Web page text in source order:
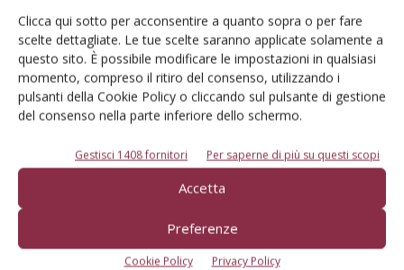
Clicca qui sotto per acconsentire a quanto sopra o per fare
scelte dettagliate. Le tue scelte saranno applicate solamente a
questo sito. È possibile modificare le impostazioni in qualsiasi
momento, compreso il ritiro del consenso, utilizzando i
pulsanti della Cookie Policy o cliccando sul pulsante di gestione
del consenso nella parte inferiore dello schermo.
Gestisci 1408 fornitori Per saperne di più su questi scopi
Accetta
Preferenze
Cookie Policy Privacy Policy
© Tecniche Nuove Spa. Tutti i diritti riservati. Sede legale Via Eritrea 21 -
20157 Milano | Codice fiscale, Partita IVA e Iscrizione al Registro delle
imprese di Milano: 00753480151
Registrazione Tribunale di Milano n. 71 del 05/03/2014 (Precedentemente
registrata presso il Tribunale di Bologna n. 6111 del 12/06/1992)
ROC "Poste italiane Spa sped. Abbonamento Postale DL 353/2003 conv. L.